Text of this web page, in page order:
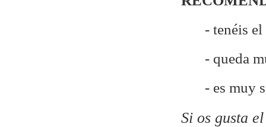
- tenéis
- queda
- es muy
Si os gusta